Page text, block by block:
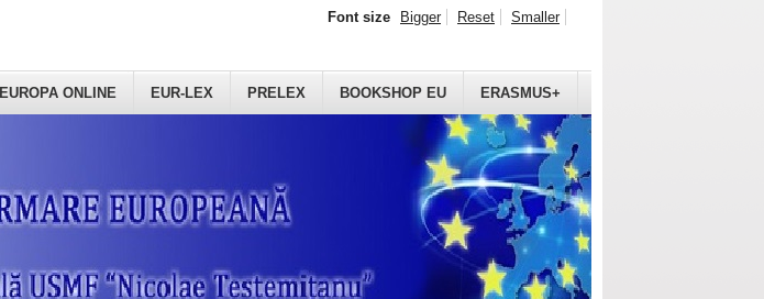
EUROPA ONLINE EUR-LEX PRELEX BOOKSHOP EU ERASMUS+
Font size Bigger Reset Smaller